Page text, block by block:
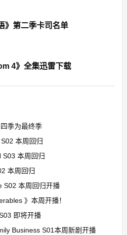
》第二季卡司名单
4》全集迅雷下载
季为最终季
本周回归
S03 本周回归
本周回归
S02 本周回归开播
》本周开播！
即将开播
Business S01本周新剧开播